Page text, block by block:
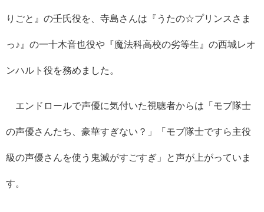
りごと』の壬氏役を、寺島さんは『うたの☆プリンスさま
っ♪』の一十木音也役や『魔法科高校の劣等生』の西城レオ
ンハルト役を務めました。
エンドロールで声優に気付いた視聴者からは「モブ隊士
の声優さんたち、豪華すぎない？」「モブ隊士ですら主役
級の声優さんを使う鬼滅がすごすぎ」と声が上がっていま
す。